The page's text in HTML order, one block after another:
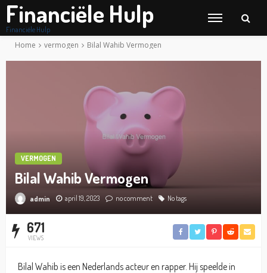
Financiële Hulp
Financiële Hulp
Home vermogen Bilal Wahib Vermogen
VERMOGEN
Bilal Wahib Vermogen
admin april 19, 2023 no comment No tags
671
VIEWS
Bilal Wahib is een Nederlands acteur en rapper. Hij speelde in